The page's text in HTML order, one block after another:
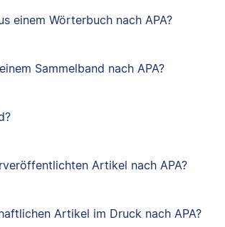
einem Wörterbuch nach APA?
Sammelband nach APA?
Artikel nach APA?
Artikel im Druck nach APA?